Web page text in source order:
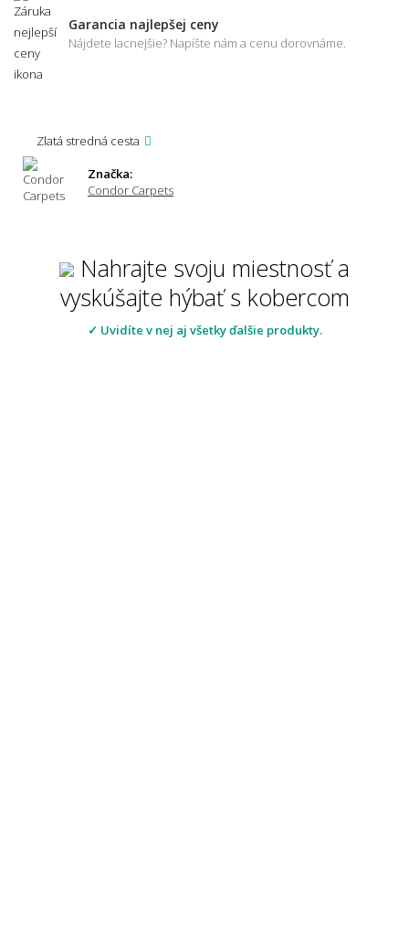
Garancia najlepšej ceny
Nájdete lacnejšie? Napíšte nám a cenu dorovnáme.
Zlatá stredná cesta
Značka:
Condor Carpets
Nahrajte svoju miestnosť a
vyskúšajte hýbať s kobercom
✓ Uvidíte v nej aj všetky ďalšie produkty.